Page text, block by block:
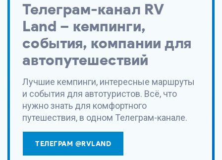
Телеграм-канал RV
Land – кемпинги,
события, компании для
автопутешествий
Лучшие кемпинги, интересные маршруты
и события для автотуристов. Всё, что
нужно знать для комфортного
путешествия, в одном Телеграм-канале.
ТЕЛЕГРАМ @RVLAND